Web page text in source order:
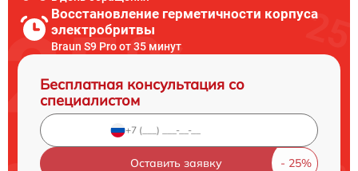
Восстановление герметичности корпуса
электробритвы
Braun S9 Pro от 35 минут
Бесплатная консультация со
специалистом
Оставить заявку